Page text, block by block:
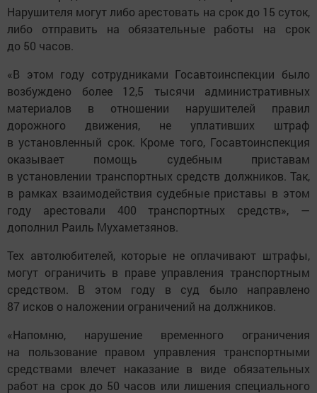
Нарушителя могут либо арестовать на срок до 15 суток,
либо отправить на обязательные работы на срок
до 50 часов.
«В этом году сотрудниками Госавтоинспекции было
возбуждено более 12,5 тысячи административных
материалов в отношении нарушителей правил
дорожного движения, не уплативших штраф
в установленный срок. Кроме того, Госавтоинспекция
оказывает помощь судебным приставам
в установлении транспортных средств должников. Так,
в рамках взаимодействия судебные приставы в этом
году арестовали 400 транспортных средств», —
дополнил Раиль Мухаметзянов.
Тех автолюбителей, которые не оплачивают штрафы,
могут ограничить в праве управления транспортным
средством. В этом году в суд было направлено
87 исков о наложении ограничений на должников.
«Напомню, нарушение временного ограничения
на пользование правом управления транспортными
средствами влечет наказание в виде обязательных
работ на срок до 50 часов или лишения специального